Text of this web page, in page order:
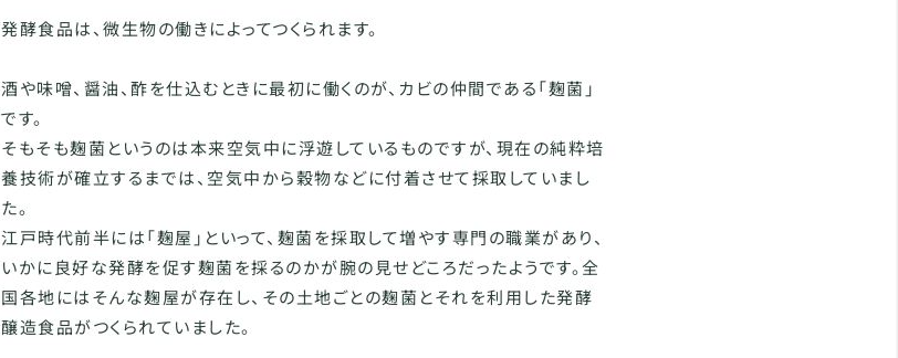
発酵食品は、微生物の働きによってつくられます。
酒や味噌、醤油、酢を仕込むときに最初に働くのが、カビの仲間である「麹菌」
です。
そもそも麹菌というのは本来空気中に浮遊しているものですが、現在の純粋培
養技術が確立するまでは、空気中から穀物などに付着させて採取していまし
た。
江戸時代前半には「麹屋」といって、麹菌を採取して増やす専門の職業があり、
いかに良好な発酵を促す麹菌を採るのかが腕の見せどころだったようです。全
国各地にはそんな麹屋が存在し、その土地ごとの麹菌とそれを利用した発酵
醸造食品がつくられていました。